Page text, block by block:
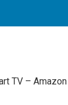
TV –